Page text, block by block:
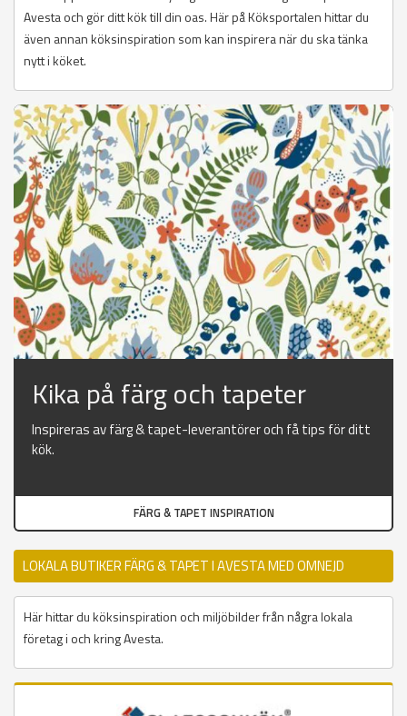
Avesta och gör ditt kök till din oas. Här på Köksportalen hittar du
även annan köksinspiration som kan inspirera när du ska tänka
nytt i köket.
Kika på färg och tapeter
Inspireras av färg & tapet-leverantörer och få tips för ditt
kök.
FÄRG & TAPET INSPIRATION
LOKALA BUTIKER FÄRG & TAPET I AVESTA MED OMNEJD
Här hittar du köksinspiration och miljöbilder från några lokala
företag i och kring Avesta.